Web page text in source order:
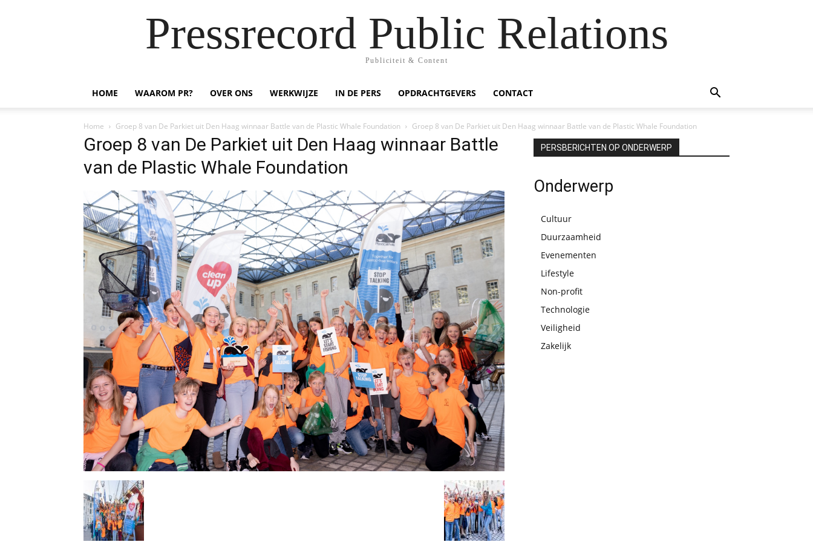
Pressrecord Public Relations
Publiciteit & Content
HOME WAAROM PR? OVER ONS WERKWIJZE IN DE PERS OPDRACHTGEVERS CONTACT
Home Groep 8 van De Parkiet uit Den Haag winnaar Battle van de Plastic Whale Foundation Groep 8 van De Parkiet uit Den Haag winnaar Battle van de Plastic Whale Foundation
Groep 8 van De Parkiet uit Den Haag winnaar Battle
van de Plastic Whale Foundation
PERSBERICHTEN OP ONDERWERP
Onderwerp
Cultuur
Duurzaamheid
Evenementen
Lifestyle
Non-profit
Technologie
Veiligheid
Zakelijk